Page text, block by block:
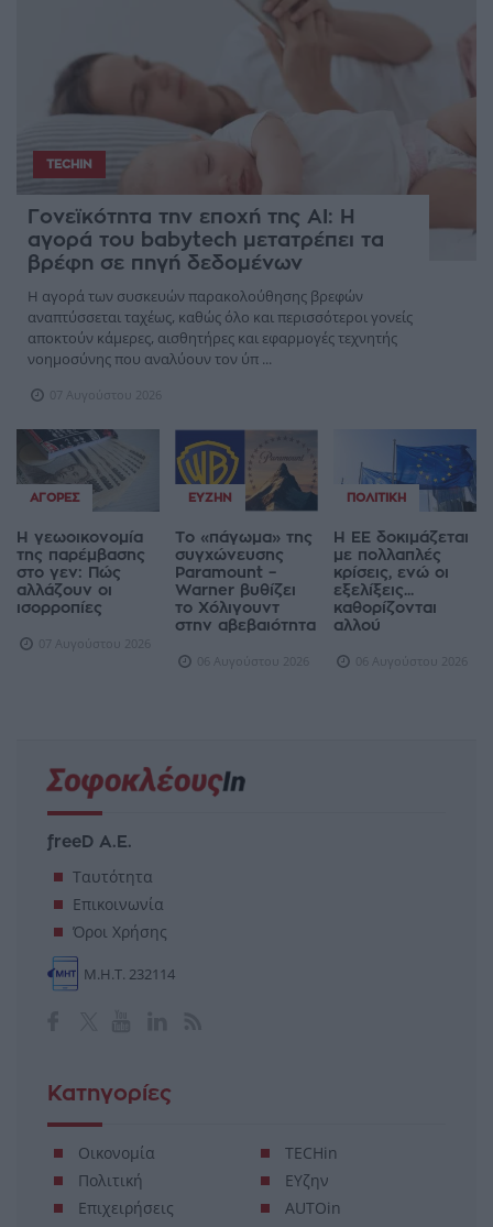
TECHIN
Γονεϊκότητα την εποχή της AI: Η
αγορά του babytech μετατρέπει τα
βρέφη σε πηγή δεδομένων
Η αγορά των συσκευών παρακολούθησης βρεφών
αναπτύσσεται ταχέως, καθώς όλο και περισσότεροι γονείς
αποκτούν κάμερες, αισθητήρες και εφαρμογές τεχνητής
νοημοσύνης που αναλύουν τον ύπ ...
07 Αυγούστου 2026
ΑΓΟΡΈΣ
Η γεωοικονομία
της παρέμβασης
στο γεν: Πώς
αλλάζουν οι
ισορροπίες
07 Αυγούστου 2026
ΕΥΖΗΝ
Το «πάγωμα» της
συγχώνευσης
Paramount –
Warner βυθίζει
το Χόλιγουντ
στην αβεβαιότητα
06 Αυγούστου 2026
ΠΟΛΙΤΙΚΉ
Η ΕΕ δοκιμάζεται
με πολλαπλές
κρίσεις, ενώ οι
εξελίξεις...
καθορίζονται
αλλού
06 Αυγούστου 2026
freeD Α.Ε.
Ταυτότητα
Επικοινωνία
Όροι Χρήσης
Μ.Η.Τ. 232114
Κατηγορίες
Οικονομία
Πολιτική
Επιχειρήσεις
TECHin
ΕΥζην
AUTOin